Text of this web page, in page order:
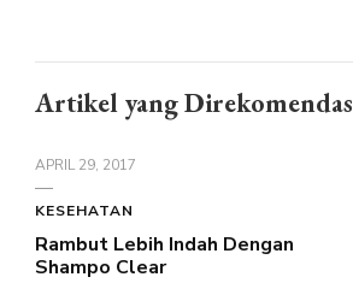
Artikel yang
APRIL 29, 2017
KESEHATAN
Rambut Lebih Indah Dengan
Shampo Clear